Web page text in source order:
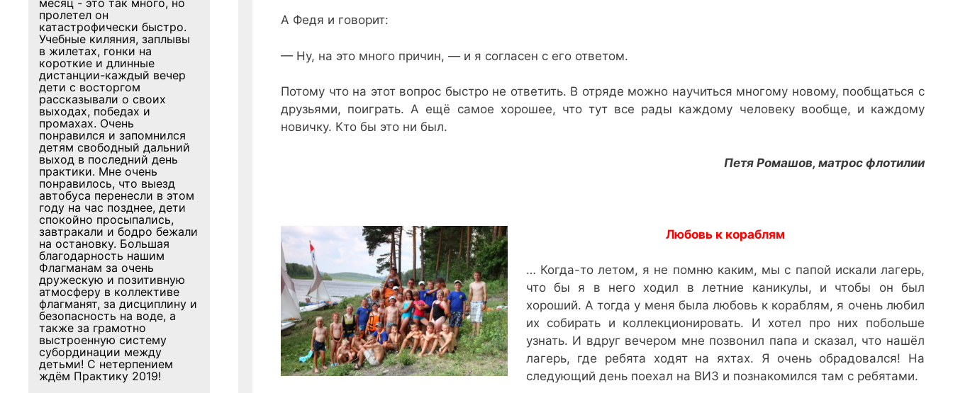
А Федя и говорит:
— Ну, на это много причин, — и я согласен с его ответом.
Потому что на этот вопрос быстро не ответить. В отряде можно научиться многому новому, пообщаться с
друзьями, поиграть. А ещё самое хорошее, что тут все рады каждому человеку вообще, и каждому
новичку. Кто бы это ни был.
Петя Ромашов, матрос флотилии
Любовь к кораблям
… Когда-то летом, я не помню каким, мы с папой искали лагерь,
что бы я в него ходил в летние каникулы, и чтобы он был
хороший. А тогда у меня была любовь к кораблям, я очень любил
их собирать и коллекционировать. И хотел про них побольше
узнать. И вдруг вечером мне позвонил папа и сказал, что нашёл
лагерь, где ребята ходят на яхтах. Я очень обрадовался! На
следующий день поехал на ВИЗ и познакомился там с ребятами.
месяц - это так много, но
пролетел он
катастрофически быстро.
Учебные киляния, заплывы
в жилетах, гонки на
короткие и длинные
дистанции-каждый вечер
дети с восторгом
рассказывали о своих
выходах, победах и
промахах. Очень
понравился и запомнился
детям свободный дальний
выход в последний день
практики. Мне очень
понравилось, что выезд
автобуса перенесли в этом
году на час позднее, дети
спокойно просыпались,
завтракали и бодро бежали
на остановку. Большая
благодарность нашим
Флагманам за очень
дружескую и позитивную
атмосферу в коллективе
флагманят, за дисциплину и
безопасность на воде, а
также за грамотно
выстроенную систему
субординации между
детьми! С нетерпением
ждём Практику 2019!